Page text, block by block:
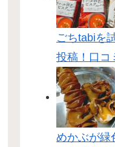
ごちtabiを
投稿！口コ
めかぶが緑